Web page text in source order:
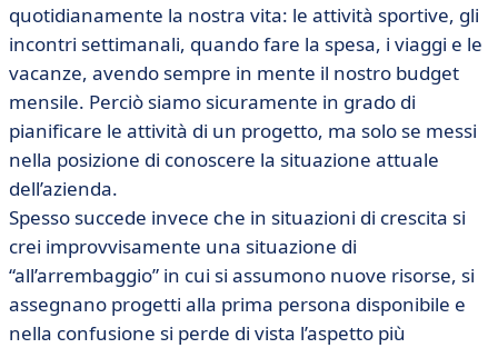
quotidianamente la nostra vita: le attività sportive, gli
incontri settimanali, quando fare la spesa, i viaggi e le
vacanze, avendo sempre in mente il nostro budget
mensile. Perciò siamo sicuramente in grado di
pianificare le attività di un progetto, ma solo se messi
nella posizione di conoscere la situazione attuale
dell’azienda.
Spesso succede invece che in situazioni di crescita si
crei improvvisamente una situazione di
“all’arrembaggio” in cui si assumono nuove risorse, si
assegnano progetti alla prima persona disponibile e
nella confusione si perde di vista l’aspetto più